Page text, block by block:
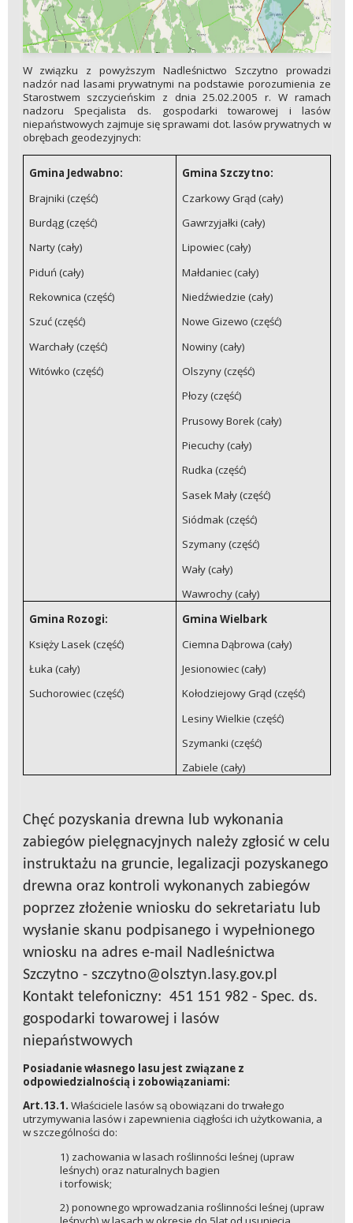
W związku z powyższym Nadleśnictwo Szczytno prowadzi
nadzór nad lasami prywatnymi na podstawie porozumienia ze
Starostwem szczycieńskim z dnia 25.02.2005 r. W ramach
nadzoru Specjalista ds. gospodarki towarowej i lasów
niepaństwowych zajmuje się sprawami dot. lasów prywatnych w
obrębach geodezyjnych:
Gmina Jedwabno:
Brajniki (część)
Burdąg (część)
Narty (cały)
Piduń (cały)
Rekownica (część)
Szuć (część)
Warchały (część)
Witówko (część)
Gmina Szczytno:
Czarkowy Grąd (cały)
Gawrzyjałki (cały)
Lipowiec (cały)
Małdaniec (cały)
Niedźwiedzie (cały)
Nowe Gizewo (część)
Nowiny (cały)
Olszyny (część)
Płozy (część)
Prusowy Borek (cały)
Piecuchy (cały)
Rudka (część)
Sasek Mały (część)
Siódmak (część)
Szymany (część)
Wały (cały)
Wawrochy (cały)
Gmina Rozogi:
Księży Lasek (część)
Łuka (cały)
Suchorowiec (część)
Gmina Wielbark
Ciemna Dąbrowa (cały)
Jesionowiec (cały)
Kołodziejowy Grąd (część)
Lesiny Wielkie (część)
Szymanki (część)
Zabiele (cały)
Chęć pozyskania drewna lub wykonania
zabiegów pielęgnacyjnych należy zgłosić w celu
instruktażu na gruncie, legalizacji pozyskanego
drewna oraz kontroli wykonanych zabiegów
poprzez złożenie wniosku do sekretariatu lub
wysłanie skanu podpisanego i wypełnionego
wniosku na adres e-mail Nadleśnictwa
Szczytno - szczytno@olsztyn.lasy.gov.pl
Kontakt telefoniczny: 451 151 982 - Spec. ds.
gospodarki towarowej i lasów
niepaństwowych
Posiadanie własnego lasu jest związane z
odpowiedzialnością i zobowiązaniami:
Art.13.1. Właściciele lasów są obowiązani do trwałego
utrzymywania lasów i zapewnienia ciągłości ich użytkowania, a
w szczególności do:
1) zachowania w lasach roślinności leśnej (upraw
leśnych) oraz naturalnych bagien
i torfowisk;
2) ponownego wprowadzania roślinności leśnej (upraw